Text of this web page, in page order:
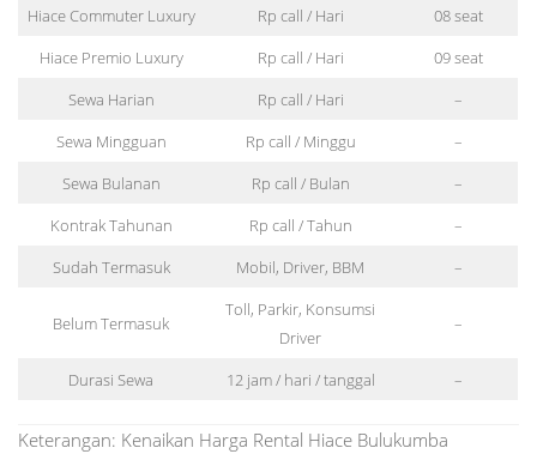
Hiace Commuter Luxury
Rp call / Hari
08 seat
Hiace Premio Luxury
Rp call / Hari
09 seat
Sewa Harian
Rp call / Hari
–
Sewa Mingguan
Rp call / Minggu
–
Sewa Bulanan
Rp call / Bulan
–
Kontrak Tahunan
Rp call / Tahun
–
Sudah Termasuk
Mobil, Driver, BBM –
Belum Termasuk
Toll, Parkir, Konsumsi
Driver
–
Durasi Sewa 12 jam / hari / tanggal –
Keterangan: Kenaikan Harga Rental Hiace Bulukumba